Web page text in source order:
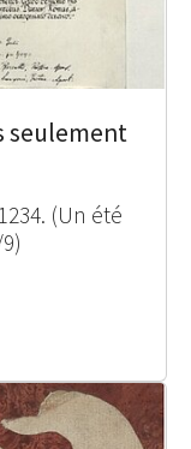
seulement
(Un été